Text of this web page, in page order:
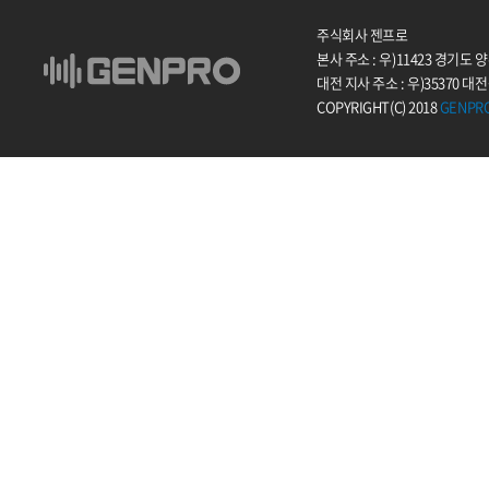
주식회사 젠프로
본사 주소 : 우)11423 경기도
대전 지사 주소 : 우)35370 대
COPYRIGHT(C) 2018